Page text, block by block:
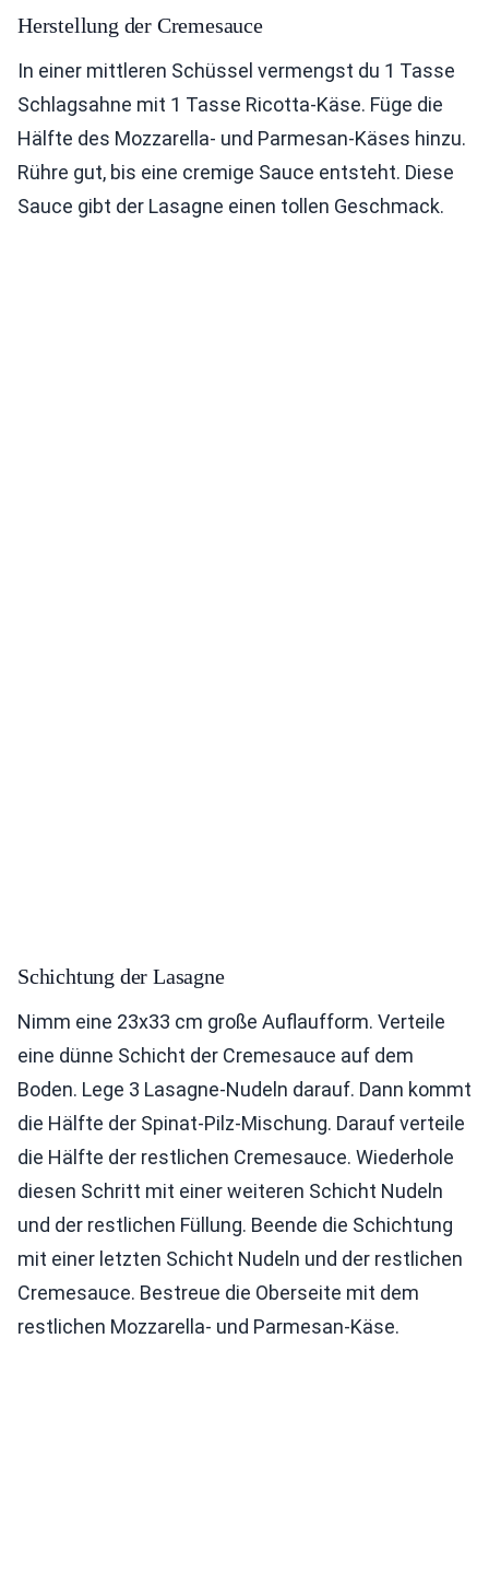
Herstellung der Cremesauce
In einer mittleren Schüssel vermengst du 1 Tasse
Schlagsahne mit 1 Tasse Ricotta-Käse. Füge die
Hälfte des Mozzarella- und Parmesan-Käses hinzu.
Rühre gut, bis eine cremige Sauce entsteht. Diese
Sauce gibt der Lasagne einen tollen Geschmack.
Schichtung der Lasagne
Nimm eine 23x33 cm große Auflaufform. Verteile
eine dünne Schicht der Cremesauce auf dem
Boden. Lege 3 Lasagne-Nudeln darauf. Dann kommt
die Hälfte der Spinat-Pilz-Mischung. Darauf verteile
die Hälfte der restlichen Cremesauce. Wiederhole
diesen Schritt mit einer weiteren Schicht Nudeln
und der restlichen Füllung. Beende die Schichtung
mit einer letzten Schicht Nudeln und der restlichen
Cremesauce. Bestreue die Oberseite mit dem
restlichen Mozzarella- und Parmesan-Käse.